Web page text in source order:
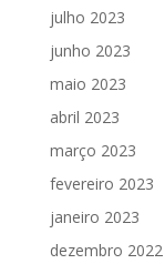
julho 2023
junho 2023
maio 2023
abril 2023
março 2023
fevereiro 2023
janeiro 2023
dezembro 2022